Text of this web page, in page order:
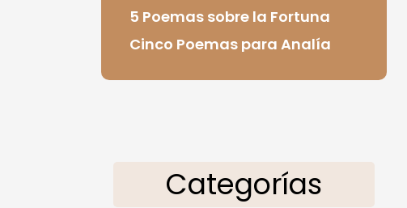
5 Poemas sobre la Fortuna
Cinco Poemas para Analía
Categorías